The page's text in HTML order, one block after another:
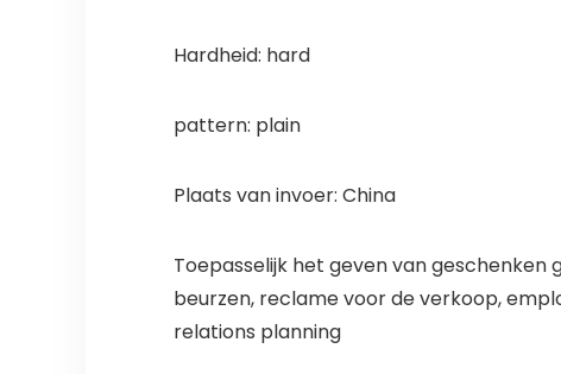
Hardheid: hard
pattern: plain
Plaats van invoer: China
Toepasselijk het geven van geschenken
beurzen, reclame voor de verkoop,
relations planning